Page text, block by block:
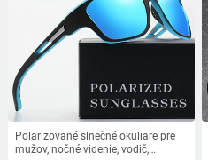
Polarizované slnečné okuliare pre
mužov, nočné videnie, vodič,